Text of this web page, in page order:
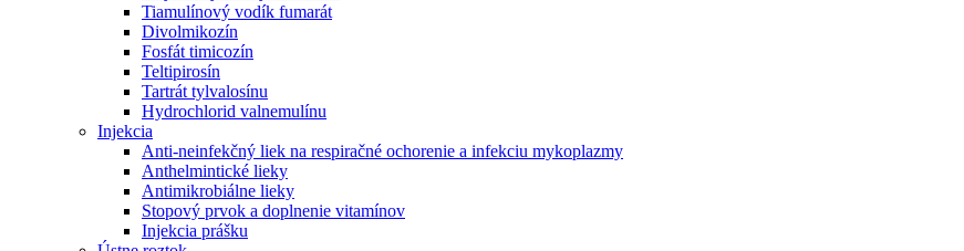
Tiamulínový vodík fumarát
Divolmikozín
Fosfát timicozín
Teltipirosín
Tartrát tylvalosínu
Hydrochlorid valnemulínu
Injekcia
Anti-neinfekčný liek na respiračné ochorenie a infekciu mykoplazmy
Anthelmintické lieky
Antimikrobiálne lieky
Stopový prvok a doplnenie vitamínov
Injekcia prášku